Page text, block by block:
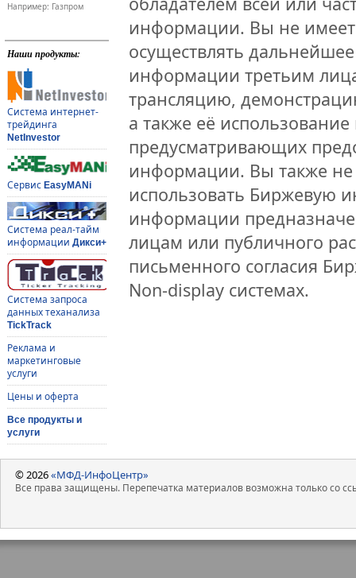
Например: Газпром
Наши продукты:
Система интернет-
трейдинга
NetInvestor
Сервис EasyMANi
Система реал-тайм
информации Дикси+
Система запроса
данных теханализа
TickTrack
Реклама и
маркетинговые
услуги
Цены и оферта
Все продукты и
услуги
информации. Вы не
осуществлять
информации третьим
трансляцию,
а также её
предусматривающих
информации. Вы также не
использовать Биржевую
информации
лицам или публичного
письменного согласия
Non-display системах.
© 2026«МФД-ИнфоЦентр»
Все права защищены. Перепечатка материалов возможна только со